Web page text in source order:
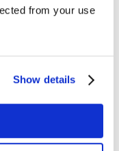
from your use
Show details
?